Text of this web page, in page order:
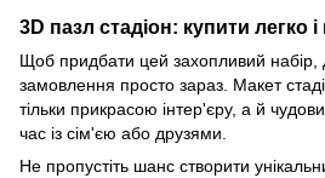
3D пазл стадіон: купити легко
Щоб придбати цей захопливий
замовлення просто зараз. Макет
тільки прикрасою інтер'єру, а й
час із сім'єю або друзями.
Не пропустіть шанс створити